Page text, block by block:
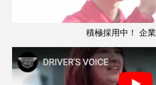
積極採用中！ 企